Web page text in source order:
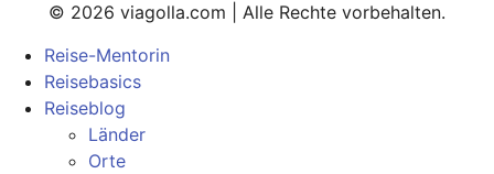
© 2026 viagolla.com | Alle Rechte vorbehalten.
Reise-Mentorin
Reisebasics
Reiseblog
Länder
Orte